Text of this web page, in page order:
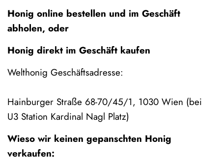
Honig online bestellen und im Geschäft
abholen, oder
Honig direkt im Geschäft kaufen
Welthonig Geschäftsadresse:
Hainburger Straße 68-70/45/1, 1030 Wien (bei
U3 Station Kardinal Nagl Platz)
Wieso wir keinen gepanschten Honig
verkaufen: